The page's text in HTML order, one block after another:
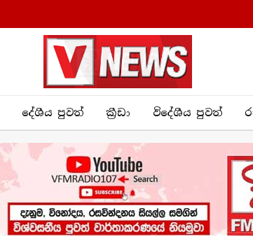
දේශීය පුව​ත් ක්‍රී​ඩා විදේශීය පුවත්